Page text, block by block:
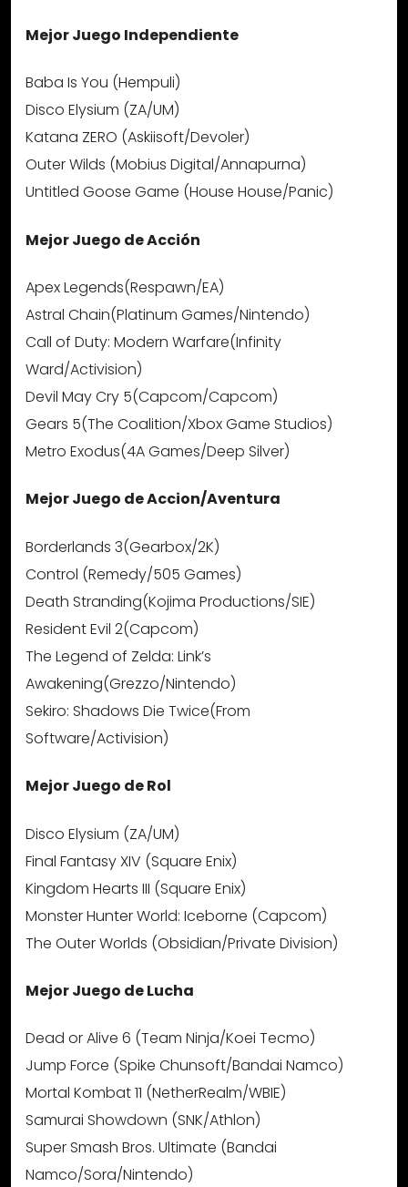
Mejor Juego Independiente
Baba Is You (Hempuli)
Disco Elysium (ZA/UM)
Katana ZERO (Askiisoft/Devoler)
Outer Wilds (Mobius Digital/Annapurna)
Untitled Goose Game (House House/Panic)
Mejor Juego de Acción
Apex Legends(Respawn/EA)
Astral Chain(Platinum Games/Nintendo)
Call of Duty: Modern Warfare(Infinity
Ward/Activision)
Devil May Cry 5(Capcom/Capcom)
Gears 5(The Coalition/Xbox Game Studios)
Metro Exodus(4A Games/Deep Silver)
Mejor Juego de Accion/Aventura
Borderlands 3(Gearbox/2K)
Control (Remedy/505 Games)
Death Stranding(Kojima Productions/SIE)
Resident Evil 2(Capcom)
The Legend of Zelda: Link’s
Awakening(Grezzo/Nintendo)
Sekiro: Shadows Die Twice(From
Software/Activision)
Mejor Juego de Rol
Disco Elysium (ZA/UM)
Final Fantasy XIV (Square Enix)
Kingdom Hearts III (Square Enix)
Monster Hunter World: Iceborne (Capcom)
The Outer Worlds (Obsidian/Private Division)
Mejor Juego de Lucha
Dead or Alive 6 (Team Ninja/Koei Tecmo)
Jump Force (Spike Chunsoft/Bandai Namco)
Mortal Kombat 11 (NetherRealm/WBIE)
Samurai Showdown (SNK/Athlon)
Super Smash Bros. Ultimate (Bandai
Namco/Sora/Nintendo)